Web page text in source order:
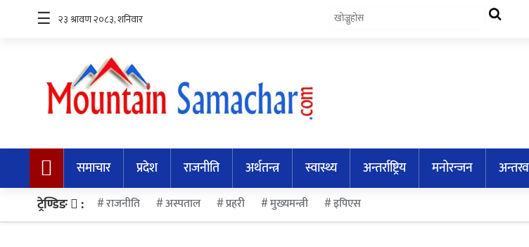
समाचार
प्रदेश
राजनीति
अर्थतन्त्र
☰
समाचार प्रदेश राजनीति अर्थतन्त्र स्वास्थ्य अन्तर्राष्ट्रिय मनोरन्जन
ट्रेण्डिङ
: राजनीति अस्पताल प्रहरी मुख्यमन्त्री इपिएस